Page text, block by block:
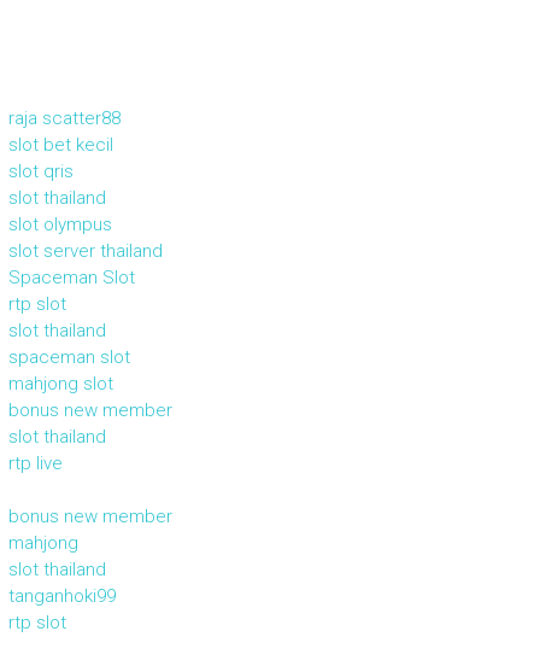
raja scatter88
slot bet kecil
slot qris
slot thailand
slot olympus
slot server thailand
Spaceman Slot
rtp slot
slot thailand
spaceman slot
mahjong slot
bonus new member
slot thailand
rtp live
bonus new member
mahjong
slot thailand
tanganhoki99
rtp slot